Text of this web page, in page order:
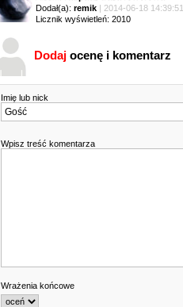
Dodał(a): remik | 2014-06-18 14:39:51
Licznik wyświetleń: 2010
Dodaj ocenę i komentarz
Imię lub nick
Wpisz treść komentarza
Wrażenia końcowe